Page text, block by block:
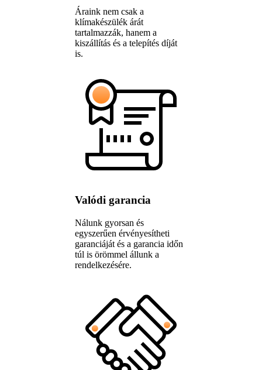
Áraink nem csak a
klímakészülék árát
tartalmazzák, hanem a
kiszállítás és a telepítés díját
is.
Valódi garancia
Nálunk gyorsan és
egyszerűen érvényesítheti
garanciáját és a garancia időn
túl is örömmel állunk a
rendelkezésére.